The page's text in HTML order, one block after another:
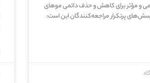
و مؤثر برای کاهش و حذف دائمی موهای
پرتکرار مراجعه‌کنندگان این است: